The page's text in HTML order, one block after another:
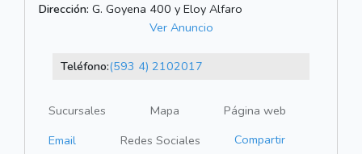
Dirección: G. Goyena 400 y Eloy Alfaro
Ver Anuncio
Teléfono:(593 4) 2102017
Sucursales Mapa
Página web
Email
Redes Sociales Compartir